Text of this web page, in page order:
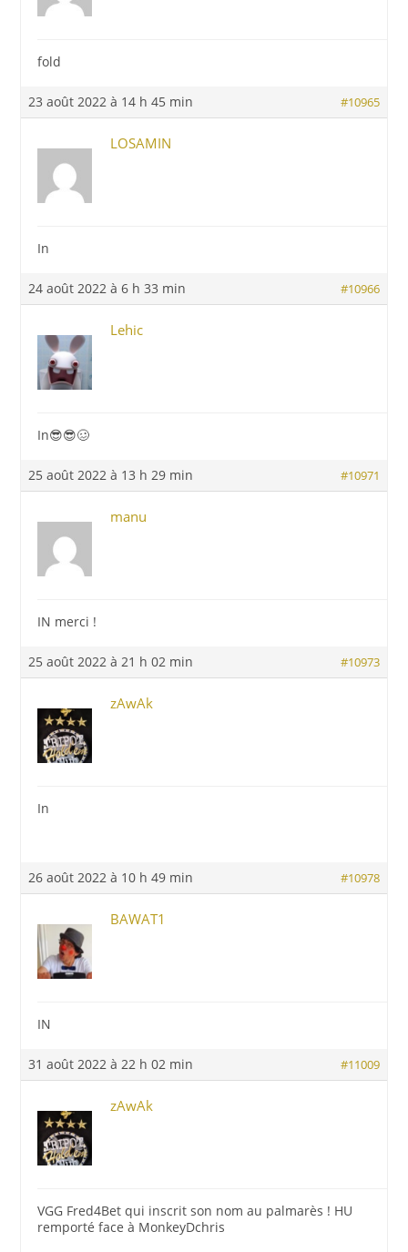
fold
23 août 2022 à 14 h 45 min #10965
LOSAMIN
In
24 août 2022 à 6 h 33 min #10966
Lehic
In😎😎🥴
25 août 2022 à 13 h 29 min #10971
manu
IN merci !
25 août 2022 à 21 h 02 min #10973
zAwAk
In
26 août 2022 à 10 h 49 min #10978
BAWAT1
IN
31 août 2022 à 22 h 02 min #11009
zAwAk
VGG Fred4Bet qui inscrit son nom au palmarès ! HU
remporté face à MonkeyDchris